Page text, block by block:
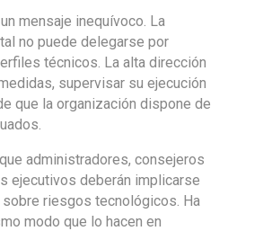
mensaje inequívoco. La
no puede delegarse por
técnicos. La alta dirección
supervisar su ejecución
que la organización dispone de
administradores, consejeros
ejecutivos deberán implicarse
riesgos tecnológicos. Ha
modo que lo hacen en